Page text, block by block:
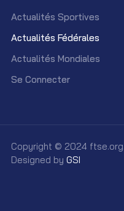
Actualités Sportives
Actualités Fédérales
Actualités Mondiales
Se Connecter
Copyright © 2024
Designed by GSI